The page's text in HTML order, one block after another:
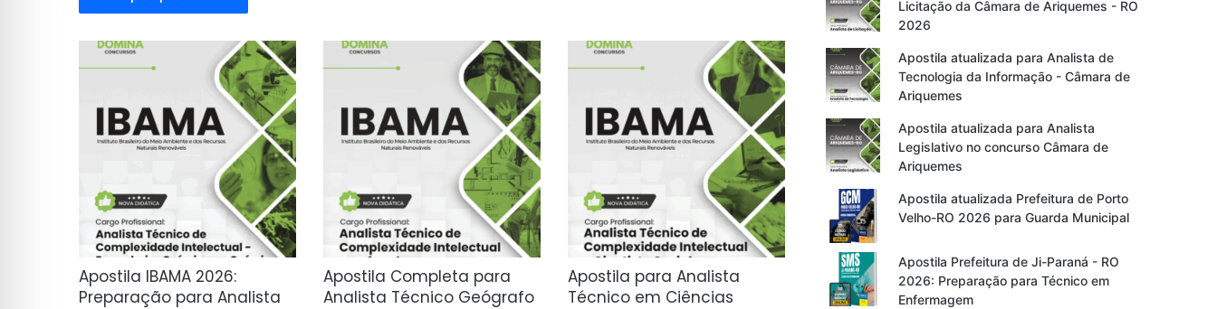
Apostila IBAMA 2026:
Preparação para Analista
Apostila Completa para
Analista Técnico Geógrafo
Apostila para Analista
Técnico em Ciências
Licitação da Câmara de Ariquemes - RO
2026
Apostila atualizada para Analista de
Tecnologia da Informação - Câmara de
Ariquemes
Apostila atualizada para Analista
Legislativo no concurso Câmara de
Ariquemes
Apostila atualizada Prefeitura de Porto
Velho-RO 2026 para Guarda Municipal
Apostila Prefeitura de Ji-Paraná - RO
2026: Preparação para Técnico em
Enfermagem